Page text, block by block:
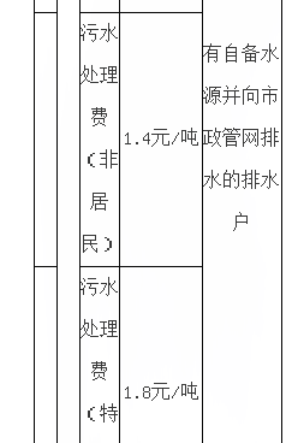
有自备水
源并向市
政管网排
水的排水
户
污水
处理
费
（非
居
民）
1.4元/吨
污水
处理
费
（特
1.8元/吨